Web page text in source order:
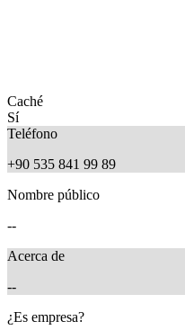
Caché
Sí
Teléfono
+90 535 841 99 89
Nombre público
--
Acerca de
--
¿Es empresa?